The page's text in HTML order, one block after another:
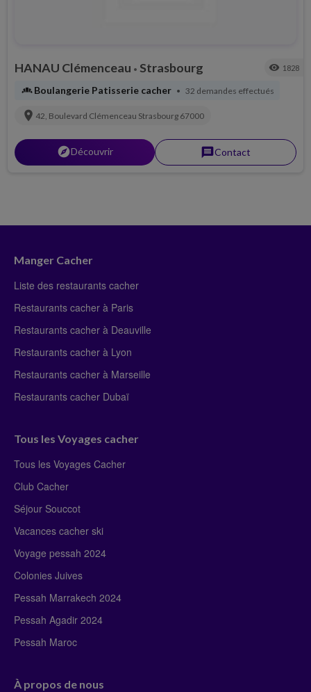
HANAU Clémenceau • Strasbourg visibility 1828
bakery_diningBoulangerie Patisserie cacher • 32 demandes effectués
location_on 42, Boulevard Clémenceau Strasbourg 67000
explorerDécouvrir messageContact
Manger Cacher
Liste des restaurants cacher
Restaurants cacher à Paris
Restaurants cacher à Deauville
Restaurants cacher à Lyon
Restaurants cacher à Marseille
Restaurants cacher Dubaï
Tous les Voyages cacher
Tous les Voyages Cacher
Club Cacher
Séjour Souccot
Vacances cacher ski
Voyage pessah 2024
Colonies Juives
Pessah Marrakech 2024
Pessah Agadir 2024
Pessah Maroc
À propos de nous